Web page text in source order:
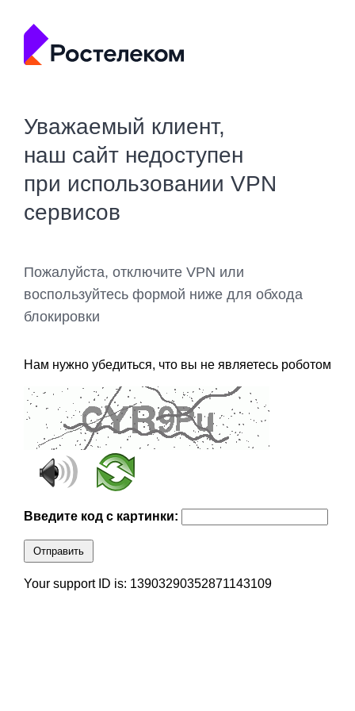
Уважаемый клиент,
наш сайт недоступен
при использовании VPN
сервисов
Пожалуйста, отключите VPN или
воспользуйтесь формой ниже для обхода
блокировки
Нам нужно убедиться, что вы не являетесь роботом
Введите код с картинки:
Отправить
Your support ID is: 13903290352871143109